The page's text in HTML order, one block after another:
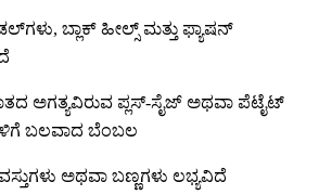
ಬ್ಲಾಕ್ ಹೀಲ್ಸ್ ಮತ್ತು ಫ್ಯಾಷನ್
ಅಗತ್ಯವಿರುವ ಪ್ಲಸ್-ಸೈಜ್ ಅಥವಾ ಪೆಟೈಟ್
ಬಲವಾದ ಬೆಂಬಲ
ಅಥವಾ ಬಣ್ಣಗಳು ಲಭ್ಯವಿದೆ